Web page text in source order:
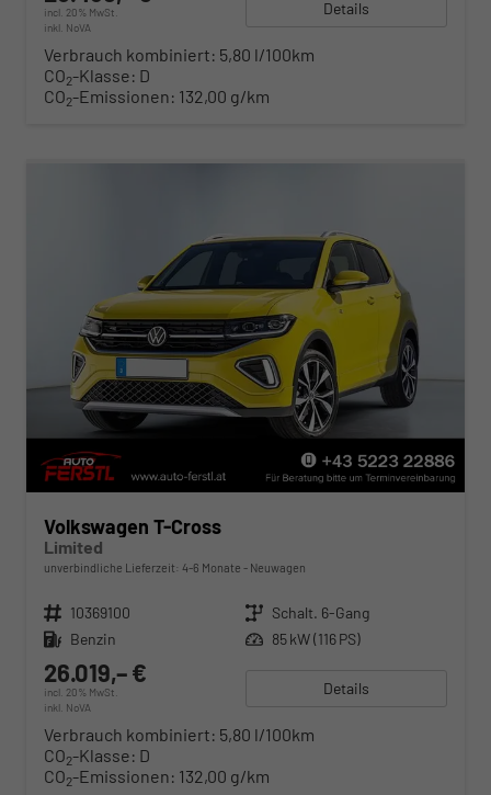
incl. 20% MwSt.
inkl. NoVA
Details
Verbrauch kombiniert: 5,80 l/100km
CO2-Klasse: D
CO2-Emissionen: 132,00 g/km
Volkswagen T-Cross
Limited
unverbindliche Lieferzeit: 4-6 Monate Neuwagen
Fahrzeugnr. 10369100 Getriebe Schalt. 6-Gang
Kraftstoff Benzin Leistung 85 kW (116 PS)
26.019,– €
incl. 20% MwSt.
inkl. NoVA
Details
Verbrauch kombiniert: 5,80 l/100km
CO2-Klasse: D
CO2-Emissionen: 132,00 g/km